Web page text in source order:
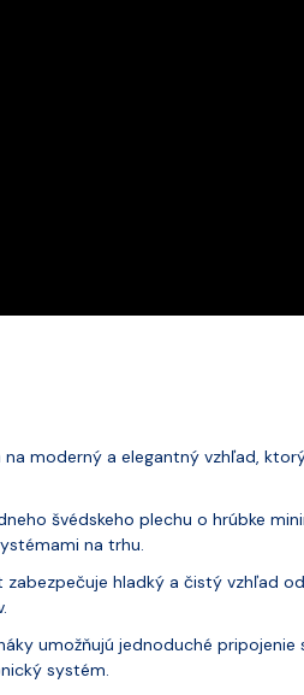
moderný a elegantný vzhľad,
švédskeho plechu o hrúbke
na trhu.
zabezpečuje hladký a čistý vzhľad
umožňujú jednoduché pripojenie
systém.